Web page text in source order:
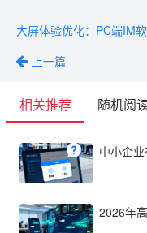
上一篇
相关推荐 随机阅